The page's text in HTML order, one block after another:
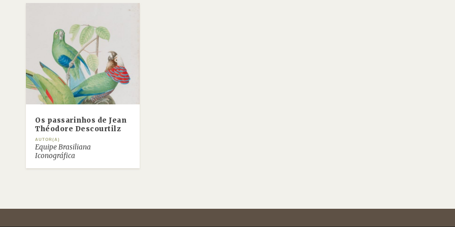
Os passarinhos de Jean
Théodore Descourtilz
AUTOR(A)
Equipe Brasiliana
Iconográfica